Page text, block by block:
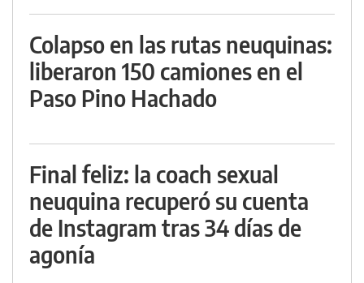
Colapso en las rutas neuquinas:
liberaron 150 camiones en el
Paso Pino Hachado
Final feliz: la coach sexual
neuquina recuperó su cuenta
de Instagram tras 34 días de
agonía